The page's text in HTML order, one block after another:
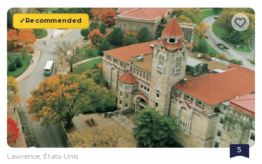
Recommended
5
Lawrence, États-Unis